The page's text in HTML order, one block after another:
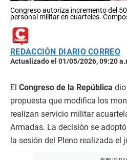
Congreso autoriza incremento del
personal militar en cuarteles.
REDACCIÓN DIARIO CORREO
Actualizado el 01/05/2026, 09:20
El Congreso de la República
propuesta que modifica los
realizan servicio militar
Armadas. La decisión se
la sesión del Pleno realizada el